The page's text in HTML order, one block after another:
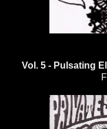
Vol. 5 - Pulsating